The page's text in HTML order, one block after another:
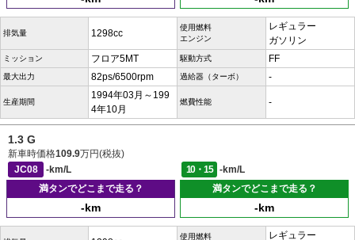
排気量 1298cc
使用燃料
エンジン
レギュラー
ガソリン
ミッション フロア5MT 駆動方式 FF
最大出力 82ps/6500rpm 過給器（ターボ） -
生産期間
1994年03月～199
4年10月
燃費性能 -
1.3 G
新車時価格109.9万円(税抜)
JC08
-km/L 10・15
-km/L
満タンでどこまで走る？
-km
満タンでどこまで走る？
-km
使用燃料
レギュラー